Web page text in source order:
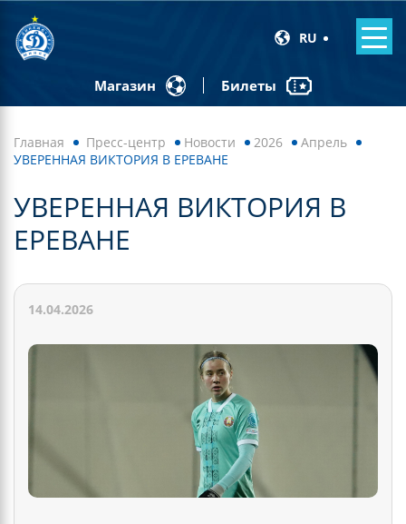
RU
Магазин Билеты
Главная Пресс-центр Новости 2026
Апрель
УВЕРЕННАЯ ВИКТОРИЯ В ЕРЕВАНЕ
УВЕРЕННАЯ ВИКТОРИЯ В
ЕРЕВАНЕ
14.04.2026